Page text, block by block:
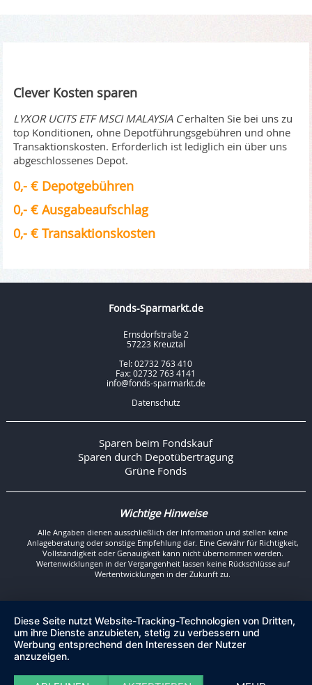
Clever Kosten sparen
LYXOR UCITS ETF MSCI MALAYSIA Cerhalten Sie bei uns zu
top Konditionen, ohne Depotführungsgebühren und ohne
Transaktionskosten. Erforderlich ist lediglich ein über uns
abgeschlossenes Depot.
0,- € Depotgebühren
0,- € Ausgabeaufschlag
0,- € Transaktionskosten
Fonds-Sparmarkt.de
Ernsdorfstraße 2
57223 Kreuztal
Tel: 02732 763 410
Fax: 02732 763 4141
info@fonds-sparmarkt.de
Datenschutz
Sparen beim Fondskauf
Sparen durch Depotübertragung
Grüne Fonds
Wichtige Hinweise
Alle Angaben dienen ausschließlich der Information und stellen keine
Anlageberatung oder sonstige Empfehlung dar. Eine Gewähr für Richtigkeit,
Vollständigkeit oder Genauigkeit kann nicht übernommen werden.
Wertenwicklungen in der Vergangenheit lassen keine Rückschlüsse auf
Wertentwicklungen in der Zukunft zu.
Diese Seite nutzt Website-Tracking-Technologien von Dritten,
um ihre Dienste anzubieten, stetig zu verbessern und
Werbung entsprechend den Interessen der Nutzer
anzuzeigen.